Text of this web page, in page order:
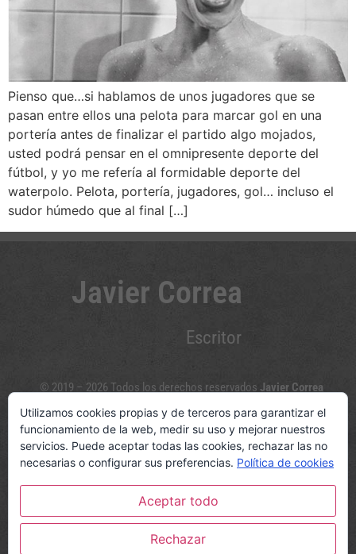
Pienso que…si hablamos de unos jugadores que se
pasan entre ellos una pelota para marcar gol en una
portería antes de finalizar el partido algo mojados,
usted podrá pensar en el omnipresente deporte del
fútbol, y yo me refería al formidable deporte del
waterpolo. Pelota, portería, jugadores, gol… incluso el
sudor húmedo que al final […]
Javier Correa
Escritor
© 2019 – 2026 Todos los derechos reservados Javier Correa
Sígueme en las redes sociales
© www.javiercorreaescritor.com
Política de privacidad y Aviso legal
Utilizamos cookies propias y de terceros para garantizar el
funcionamiento de la web, medir su uso y mejorar nuestros
servicios. Puede aceptar todas las cookies, rechazar las no
necesarias o configurar sus preferencias. Política de cookies
Aceptar todo
Rechazar